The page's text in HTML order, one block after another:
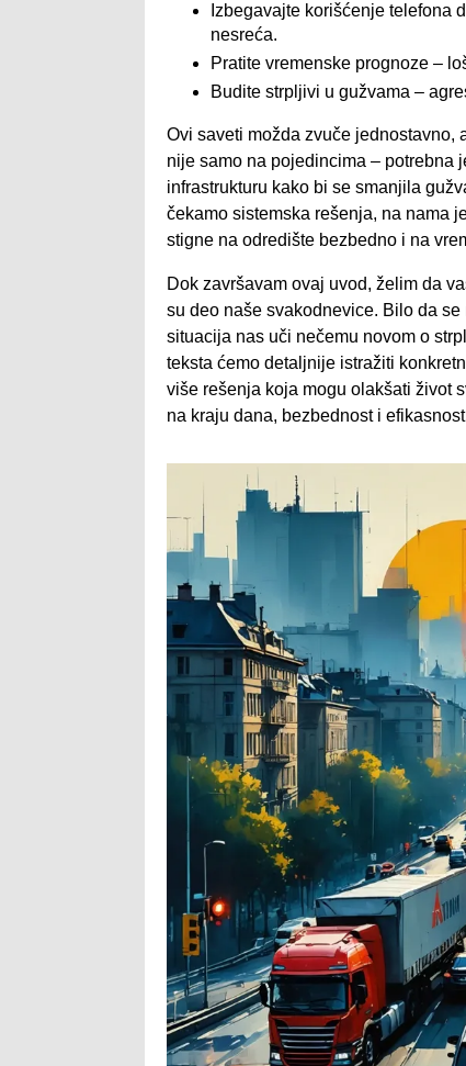
Izbegavajte korišćenje telefona
nesreća.
Pratite vremenske prognoze –
Budite strpljivi u gužvama –
Ovi saveti možda zvuče jednostavno,
nije samo na pojedincima – potrebna
infrastrukturu kako bi se smanjila
čekamo sistemska rešenja, na nama
stigne na odredište bezbedno i na
Dok završavam ovaj uvod, želim da
su deo naše svakodnevice. Bilo da
situacija nas uči nečemu novom o
teksta ćemo detaljnije istražiti
više rešenja koja mogu olakšati život
na kraju dana, bezbednost i